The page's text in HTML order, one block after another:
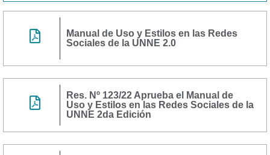
Manual de Uso y Estilos en las Redes
Sociales de la UNNE 2.0
Res. Nº 123/22 Aprueba el Manual de
Uso y Estilos en las Redes Sociales de la
UNNE 2da Edición